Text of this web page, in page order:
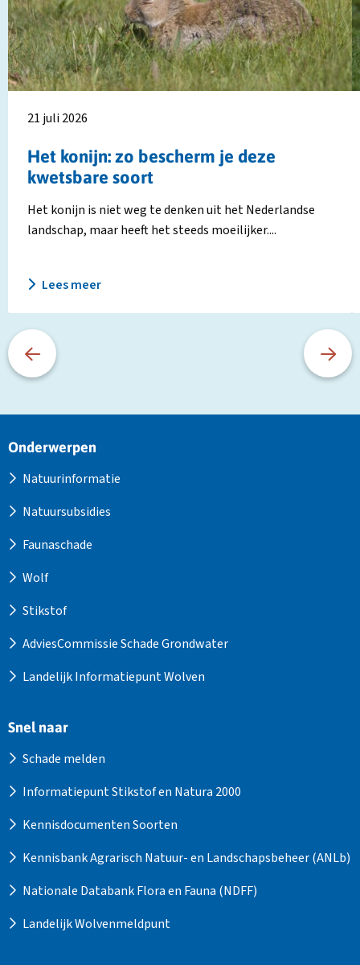
Het konijn: zo bescherm je deze
kwetsbare soort
21 juli 2026
Het konijn is niet weg te denken uit het Nederlandse
landschap, maar heeft het steeds moeilijker....
Lees meer
zo
bescherm
je
deze
kwetsbare
je
Site
Onderwerpen
Natuurinformatie
Natuursubsidies
Faunaschade
Wolf
Stikstof
AdviesCommissie Schade Grondwater
Landelijk Informatiepunt Wolven
Snel naar
Schade melden
Informatiepunt Stikstof en Natura 2000
Kennisdocumenten Soorten
Kennisbank Agrarisch Natuur- en Landschapsbeheer (ANLb)
Nationale Databank Flora en Fauna (NDFF)
Landelijk Wolvenmeldpunt